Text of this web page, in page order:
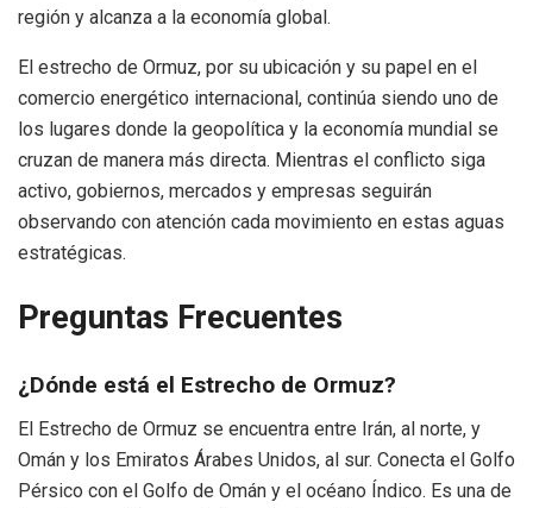
región y alcanza a la economía global.
El estrecho de Ormuz, por su ubicación y su papel en el
comercio energético internacional, continúa siendo uno de
los lugares donde la geopolítica y la economía mundial se
cruzan de manera más directa. Mientras el conflicto siga
activo, gobiernos, mercados y empresas seguirán
observando con atención cada movimiento en estas aguas
estratégicas.
Preguntas Frecuentes
¿Dónde está el Estrecho de Ormuz?
El Estrecho de Ormuz se encuentra entre Irán, al norte, y
Omán y los Emiratos Árabes Unidos, al sur. Conecta el Golfo
Pérsico con el Golfo de Omán y el océano Índico. Es una de